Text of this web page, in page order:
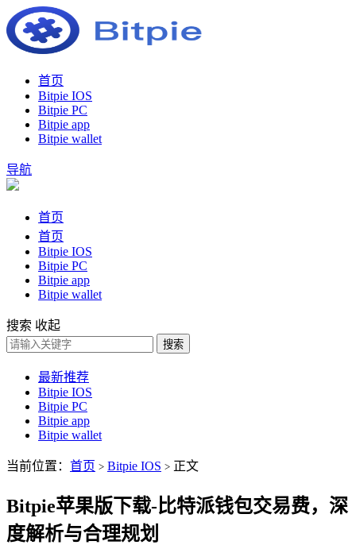
首页
Bitpie IOS
Bitpie PC
Bitpie app
Bitpie wallet
导航
首页
首页
Bitpie IOS
Bitpie PC
Bitpie app
Bitpie wallet
搜索 收起
搜索
最新推荐
Bitpie IOS
Bitpie PC
Bitpie app
Bitpie wallet
当前位置： 首页 > Bitpie IOS > 正文
Bitpie苹果版下载-比特派钱包交易费，深
度解析与合理规划